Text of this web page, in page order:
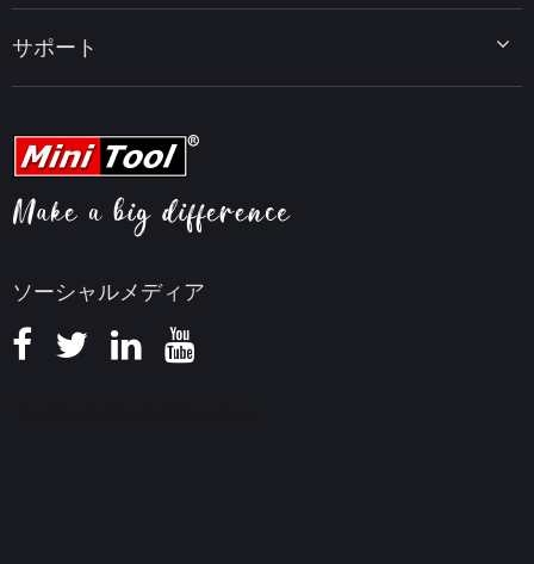
ソーシャルメディア
MiniTool MovieMaker
MiniTool uTube Downloader
PDF編集ヒント
動画編集ヒント
ビデオ変換ヒント
画面録画ヒント
知識ベース
MiniTool ニュースセンター
サポート
ヘルプ